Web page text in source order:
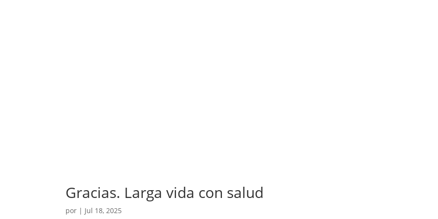
Gracias. Larga vida con salud
por | Jul 18, 2025